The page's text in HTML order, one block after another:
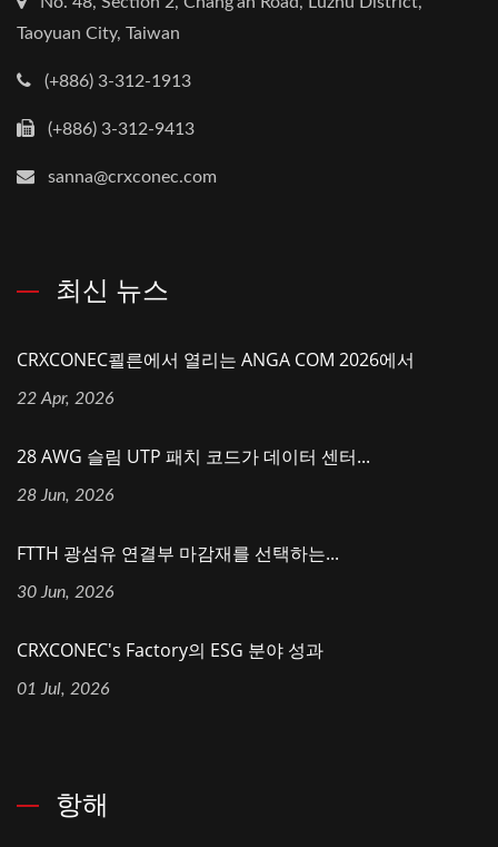
Taoyuan City, Taiwan
(+886) 3-312-1913
(+886) 3-312-9413
sanna@crxconec.com
최신 뉴스
CRXCONEC쾰른에서 열리는 ANGA COM 2026에서
22 Apr, 2026
28 AWG 슬림 UTP 패치 코드가 데이터 센터...
28 Jun, 2026
FTTH 광섬유 연결부 마감재를 선택하는...
30 Jun, 2026
CRXCONEC's Factory의 ESG 분야 성과
01 Jul, 2026
항해